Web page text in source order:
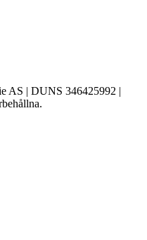
AS | DUNS 346425992 |